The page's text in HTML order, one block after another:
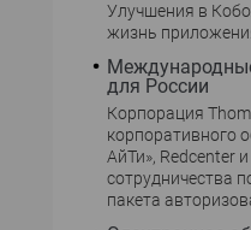
Улучшения в
жизнь
для России
Корпорация
корпоративного
АйТи», Redcenter
сотрудничества
пакета